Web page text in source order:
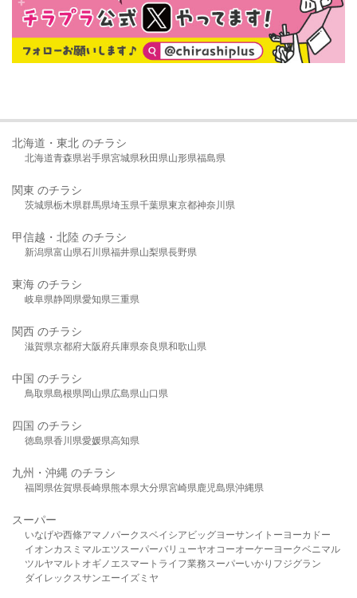
北海道・東北 のチラシ
北海道青森県岩手県宮城県秋田県山形県福島県
関東 のチラシ
茨城県栃木県群馬県埼玉県千葉県東京都神奈川県
甲信越・北陸 のチラシ
新潟県富山県石川県福井県山梨県長野県
東海 のチラシ
岐阜県静岡県愛知県三重県
関西 のチラシ
滋賀県京都府大阪府兵庫県奈良県和歌山県
中国 のチラシ
鳥取県島根県岡山県広島県山口県
四国 のチラシ
徳島県香川県愛媛県高知県
九州・沖縄 のチラシ
福岡県佐賀県長崎県熊本県大分県宮崎県鹿児島県沖縄県
スーパー
いなげや西條アマノパークスベイシア ビッグヨーサンイトーヨーカドー
イオンカスミ マルエツスーパーバリューヤオコーオーケー ヨークベニマル
ツルヤマルト オギノ エスマート ライフ業務スーパーいかり フジグラン
ダイレックスサンエーイズミヤ